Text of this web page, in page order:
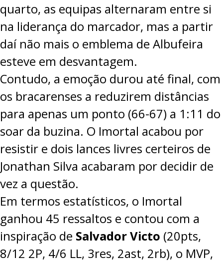
quarto, as equipas alternaram entre si
na liderança do marcador, mas a partir
daí não mais o emblema de Albufeira
esteve em desvantagem.
Contudo, a emoção durou até final, com
os bracarenses a reduzirem distâncias
para apenas um ponto (66-67) a 1:11 do
soar da buzina. O Imortal acabou por
resistir e dois lances livres certeiros de
Jonathan Silva acabaram por decidir de
vez a questão.
Em termos estatísticos, o Imortal
ganhou 45 ressaltos e contou com a
inspiração de Salvador Victo (20pts,
8/12 2P, 4/6 LL, 3res, 2ast, 2rb), o MVP,